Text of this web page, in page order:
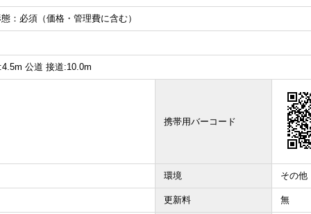
：必須（価格・管理費に含む）
公道 接道:10.0m
携帯用バーコード
環境 その他
更新料 無